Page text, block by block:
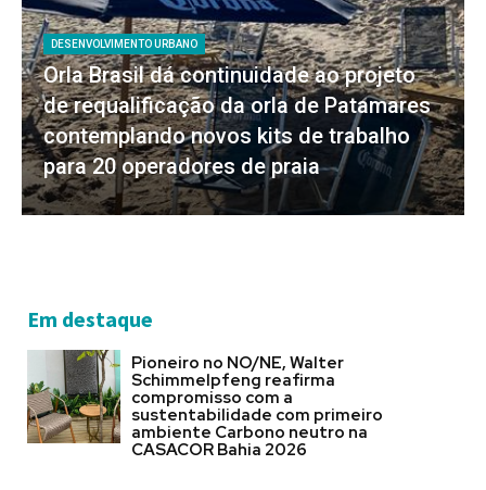
DESENVOLVIMENTO URBANO
Orla Brasil dá continuidade ao projeto
de requalificação da orla de Patamares
contemplando novos kits de trabalho
para 20 operadores de praia
Em destaque
Pioneiro no NO/NE, Walter
Schimmelpfeng reafirma
compromisso com a
sustentabilidade com primeiro
ambiente Carbono neutro na
CASACOR Bahia 2026